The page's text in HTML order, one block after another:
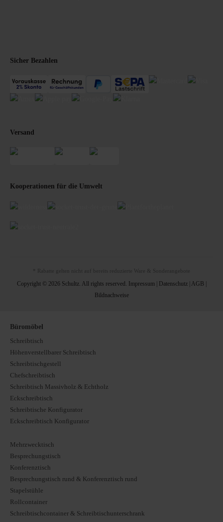
Sicher Bezahlen
Versand
Kooperationen für die Umwelt
* Rabatte gelten nicht auf bereits reduzierte Ware & Sonderangebote
Copyright © 2026 Schultz. All rights reserved. Impressum| Datenschutz| AGB
Bildnachweise
Büromöbel
Schreibtisch
Höhenverstellbarer Schreibtisch
Schreibtischgestell
Chefschreibtisch
Schreibtisch Massivholz & Echtholz
Eckschreibtisch
Schreibtische Konfigurator
Eckschreibtisch Konfigurator
Mehrzwecktisch
Besprechungstisch
Konferenztisch
Besprechungstisch rund & Konferenztisch rund
Stapelstühle
Rollcontainer
Schreibtischcontainer & Schreibtischunterschrank